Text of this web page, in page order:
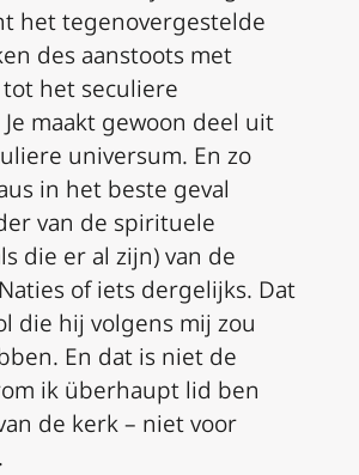
het tegenovergestelde
des aanstoots met
het seculiere
maakt gewoon deel uit
universum. En zo
in het beste geval
van de spirituele
die er al zijn) van de
of iets dergelijks. Dat
die hij volgens mij zou
En dat is niet de
ik überhaupt lid ben
de kerk – niet voor